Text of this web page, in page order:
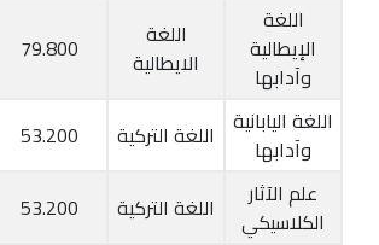
اللغة
الإيطالية
وآدابها
اللغة
الايطالية
79.800
اللغة اليابانية
وآدابها
اللغة التركية 53.200
علم الآثار
الكلاسيكي
اللغة التركية 53.200